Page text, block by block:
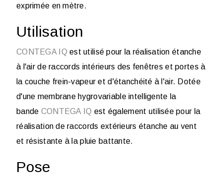
exprimée en mètre.
Utilisation
CONTEGA IQ est utilisé pour la réalisation étanche
à l'air de raccords intérieurs des fenêtres et portes à
la couche frein-vapeur et d'étanchéité à l'air. Dotée
d'une membrane hygrovariable intelligente la
bande CONTEGA IQ est également utilisée pour la
réalisation de raccords extérieurs étanche au vent
et résistante à la pluie battante.
Pose